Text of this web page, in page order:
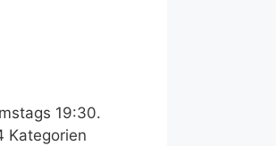
19:30.
Kategorien